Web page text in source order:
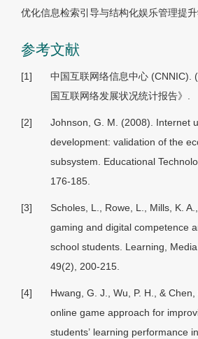
优化信息检索引导与结构化娱乐管理提升
参考文献
[1]
中国互联网络信息中心 (CNNIC).
国互联网络发展状况统计报告》.
[2]
Johnson, G. M. (2008). Internet
development: validation of the
subsystem. Educational
176-185.
[3]
Scholes, L., Rowe, L., Mills, K.
gaming and digital competence
school students. Learning,
49(2), 200-215.
[4]
Hwang, G. J., Wu, P. H., &
online game approach for
students’ learning performance